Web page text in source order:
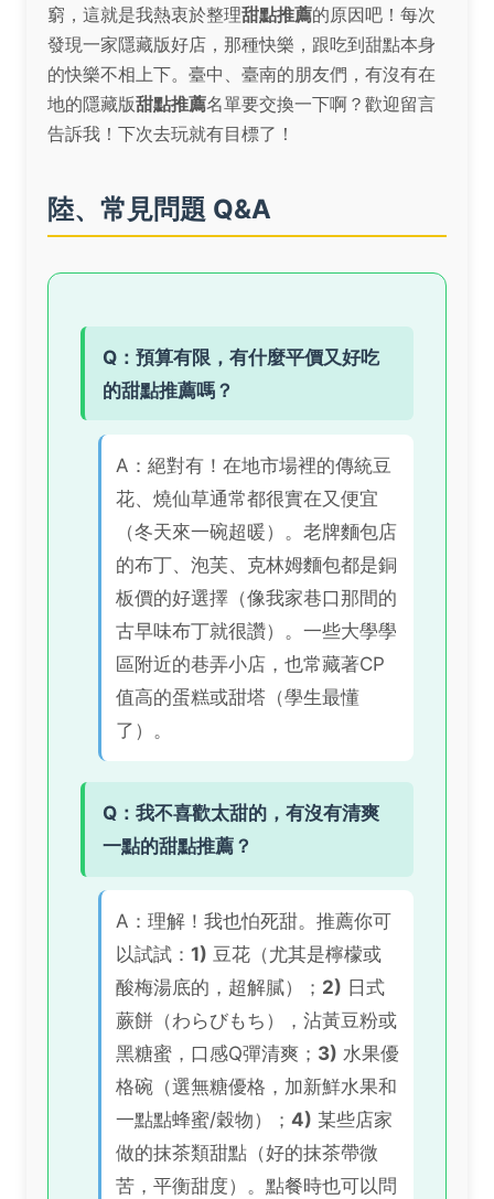
窮，這就是我熱衷於整理甜點推薦的原因吧！每次
發現一家隱藏版好店，那種快樂，跟吃到甜點本身
的快樂不相上下。臺中、臺南的朋友們，有沒有在
地的隱藏版甜點推薦名單要交換一下啊？歡迎留言
告訴我！下次去玩就有目標了！
陸、常見問題 Q&A
Q：預算有限，有什麼平價又好吃
的甜點推薦嗎？
A：絕對有！在地市場裡的傳統豆
花、燒仙草通常都很實在又便宜
（冬天來一碗超暖）。老牌麵包店
的布丁、泡芙、克林姆麵包都是銅
板價的好選擇（像我家巷口那間的
古早味布丁就很讚）。一些大學學
區附近的巷弄小店，也常藏著CP
值高的蛋糕或甜塔（學生最懂
了）。
Q：我不喜歡太甜的，有沒有清爽
一點的甜點推薦？
A：理解！我也怕死甜。推薦你可
以試試： 1) 豆花（尤其是檸檬或
酸梅湯底的，超解膩）； 2) 日式
蕨餅（わらびもち），沾黃豆粉或
黑糖蜜，口感Q彈清爽； 3) 水果優
格碗（選無糖優格，加新鮮水果和
一點點蜂蜜/穀物）； 4) 某些店家
做的抹茶類甜點（好的抹茶帶微
苦，平衡甜度）。點餐時也可以問